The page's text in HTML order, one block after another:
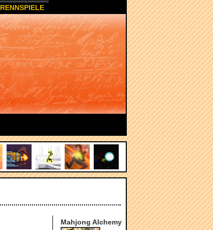
RENNSPIELE
Mahjong Alchemy